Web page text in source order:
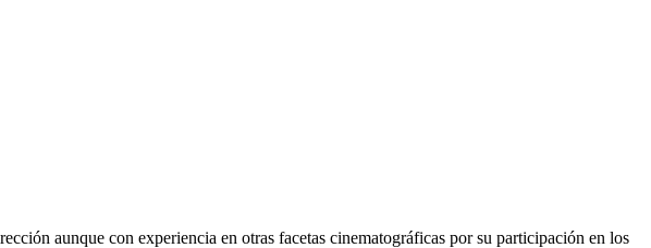
aunque con experiencia en otras facetas cinematográficas por su participación en los